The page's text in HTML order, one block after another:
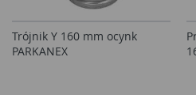
Trójnik Y 160 mm ocynk
PARKANEX